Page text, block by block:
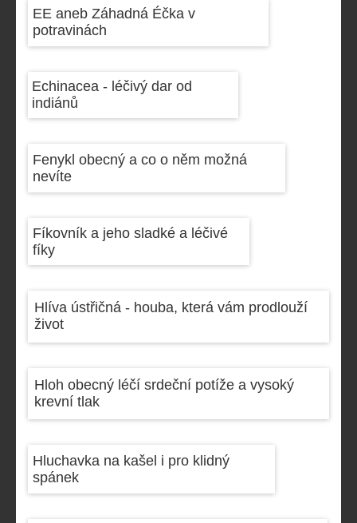
EE aneb Záhadná Éčka v
potravinách
Echinacea - léčivý dar od
indiánů
Fenykl obecný a co o něm možná
nevíte
Fíkovník a jeho sladké a léčivé
fíky
Hlíva ústřičná - houba, která vám prodlouží
život
Hloh obecný léčí srdeční potíže a vysoký
krevní tlak
Hluchavka na kašel i pro klidný
spánek